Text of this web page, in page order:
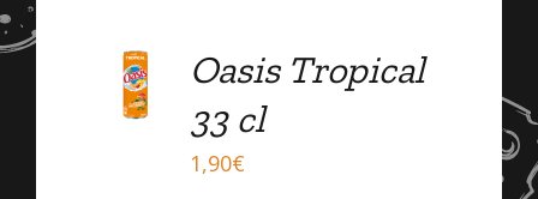
Oasis Tropical
33 cl
1,90€